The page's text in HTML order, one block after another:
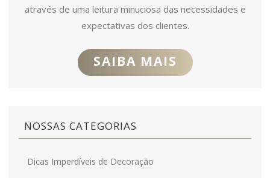
através de uma leitura minuciosa das necessidades e
expectativas dos clientes.
SAIBA MAIS
NOSSAS CATEGORIAS
Dicas Imperdíveis de Decoração